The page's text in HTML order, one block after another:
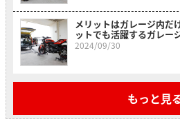
メリットはガレージ内だ
ットでも活躍するガレー
2024/09/30
もっと見